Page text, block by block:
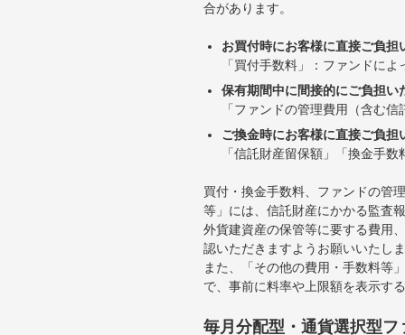
合があります。
お買付時にお客様に直接ご負担
「買付手数料」：ファンドに
保有期間中に間接的にご負担い
「ファンドの管理費用（含む
ご換金時にお客様に直接ご負担
「信託財産留保額」「換金手
買付・換金手数料、ファンドの管
等」には、信託財産にかかる監査
外貨建資産の保管等に要する費用
認いただきますようお願いいたし
また、「その他の費用・手数料等
で、事前に料率や上限額を表示す
毎月分配型・通貨選択型